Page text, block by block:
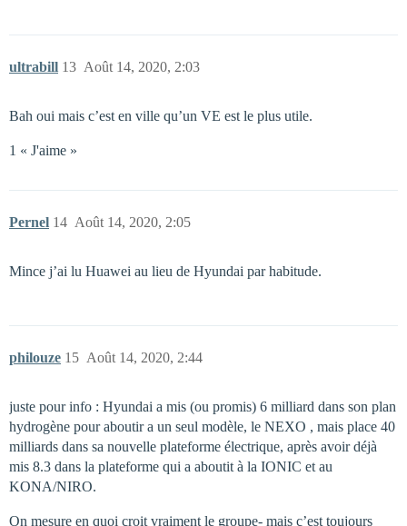
ultrabill Août 14, 2020, 2:03
13
Bah oui mais c’est en ville qu’un VE est le plus utile.
1 « J'aime »
Pernel Août 14, 2020, 2:05
14
Mince j’ai lu Huawei au lieu de Hyundai par habitude.
philouze Août 14, 2020, 2:44
15
juste pour info : Hyundai a mis (ou promis) 6 milliard dans son plan
hydrogène pour aboutir a un seul modèle, le NEXO , mais place 40
milliards dans sa nouvelle plateforme électrique, après avoir déjà
mis 8.3 dans la plateforme qui a aboutit à la IONIC et au
KONA/NIRO.
On mesure en quoi croit vraiment le groupe- mais c’est toujours